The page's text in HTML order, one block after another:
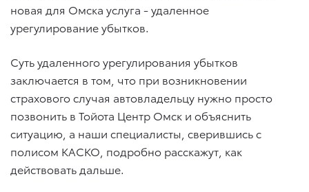
новая для Омска услуга - удаленное
урегулирование убытков.
Суть удаленного урегулирования убытков
заключается в том, что при возникновении
страхового случая автовладельцу нужно просто
позвонить в Тойота Центр Омск и объяснить
ситуацию, а наши специалисты, сверившись с
полисом КАСКО, подробно расскажут, как
действовать дальше.